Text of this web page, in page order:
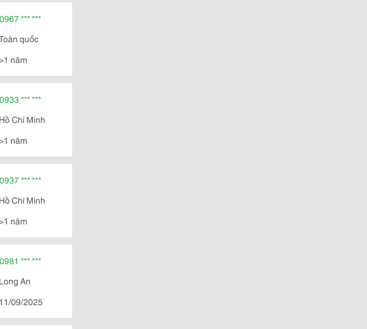
0967 *** ***
quốc
năm
0933 *** ***
Hồ Chí Minh
năm
0937 *** ***
Hồ Chí Minh
năm
0981 *** ***
Long An
11/09/2025